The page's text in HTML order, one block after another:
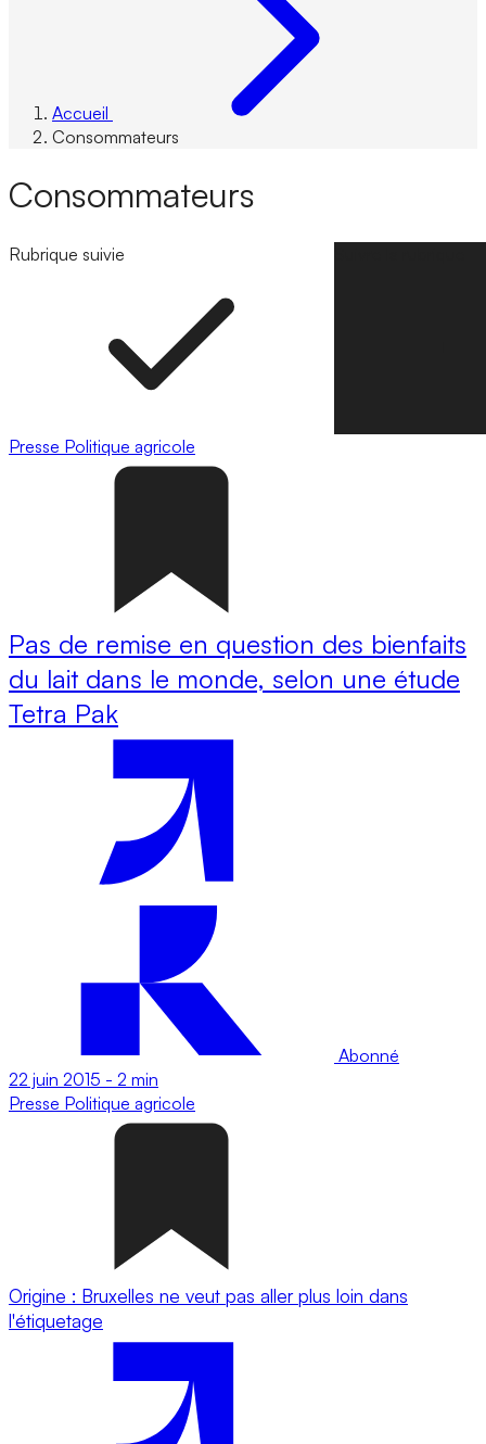
Accueil
Consommateurs
Consommateurs
Rubrique suivie
Presse Politique agricole
Pas de remise en question des bienfaits
du lait dans le monde, selon une étude
Tetra Pak
Abonné
22 juin 2015 - 2 min
Presse Politique agricole
Origine : Bruxelles ne veut pas aller plus loin dans
l'étiquetage